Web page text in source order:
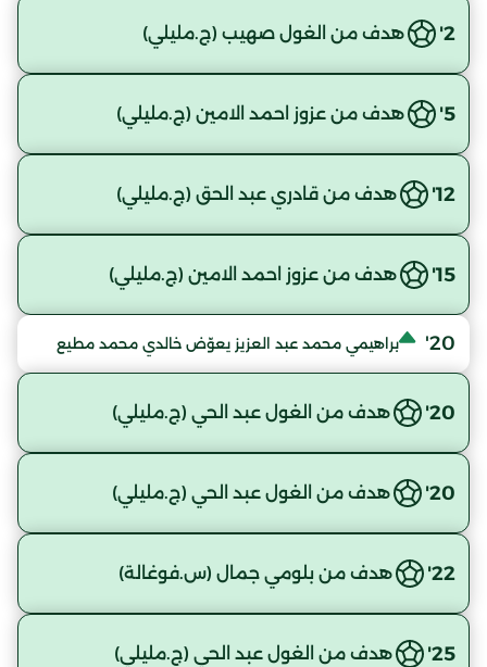
2' هدف من الغول صهيب (ج.مليلي)
5' هدف من عزوز احمد الامين (ج.مليلي)
12' هدف من قادري عبد الحق (ج.مليلي)
15' هدف من عزوز احمد الامين (ج.مليلي)
20' براهيمي محمد عبد العزيز يعوّض خالدي محمد مطيع
20' هدف من الغول عبد الحي (ج.مليلي)
20' هدف من الغول عبد الحي (ج.مليلي)
22' هدف من بلومي جمال (س.فوغالة)
25' هدف من الغول عبد الحي (ج.مليلي)